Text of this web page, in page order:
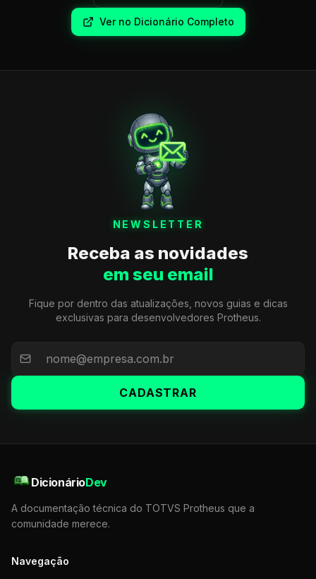
Ver no Dicionário Completo
NEWSLETTER
Receba as novidades
em seu email
Fique por dentro das atualizações, novos guias e dicas
exclusivas para desenvolvedores Protheus.
CADASTRAR
DicionárioDev
A documentação técnica do TOTVS Protheus que a
comunidade merece.
Navegação